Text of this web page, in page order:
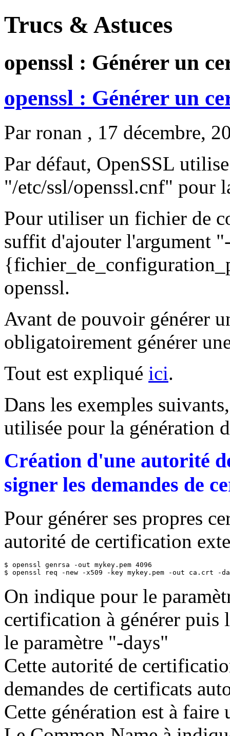
Trucs & Astuces
openssl : Générer un
openssl : Générer un
Par ronan , 17 décembre,
Par défaut, OpenSSL
"/etc/ssl/openssl.cnf" pour
Pour utiliser un fichier de
suffit d'ajouter l'argument
openssl.
Avant de pouvoir générer
obligatoirement générer
Tout est expliqué ici.
Dans les exemples
utilisée pour la génération
Création d'une autorité
signer les demandes de
Pour générer ses propres
autorité de certification
$ openssl genrsa -out mykey.pem 4096
$ openssl req -new -x509 -key mykey.pem -out ca.crt -
On indique pour le
certification à générer puis
le paramètre "-days"
Cette autorité de
demandes de certificats
Cette génération est à faire